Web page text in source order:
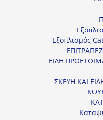
Εξοπλισμός
ΕΙΔΗ
ΣΚΕΥΗ ΚΑΙ